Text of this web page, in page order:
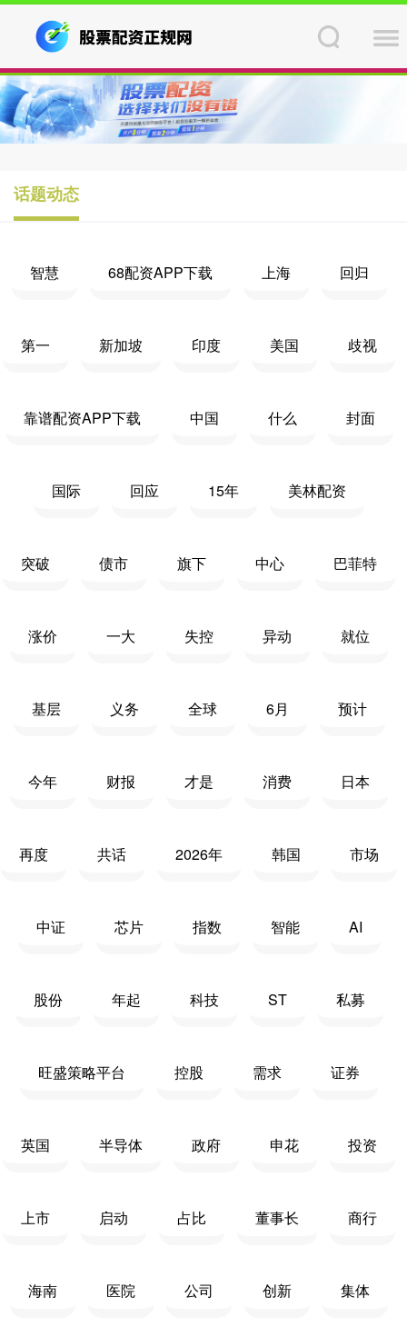
话题动态
智慧 68配资APP下载 上海 回归
第一 新加坡 印度 美国 歧视
靠谱配资APP下载 中国 什么 封面
国际 回应 15年 美林配资
突破 债市 旗下 中心 巴菲特
涨价 一大 失控 异动 就位
基层 义务 全球 6月 预计
今年 财报 才是 消费 日本
再度 共话 2026年 韩国 市场
中证 芯片 指数 智能 AI
股份 年起 科技 ST 私募
旺盛策略平台 控股 需求 证券
英国 半导体 政府 申花 投资
上市 启动 占比 董事长 商行
海南 医院 公司 创新 集体